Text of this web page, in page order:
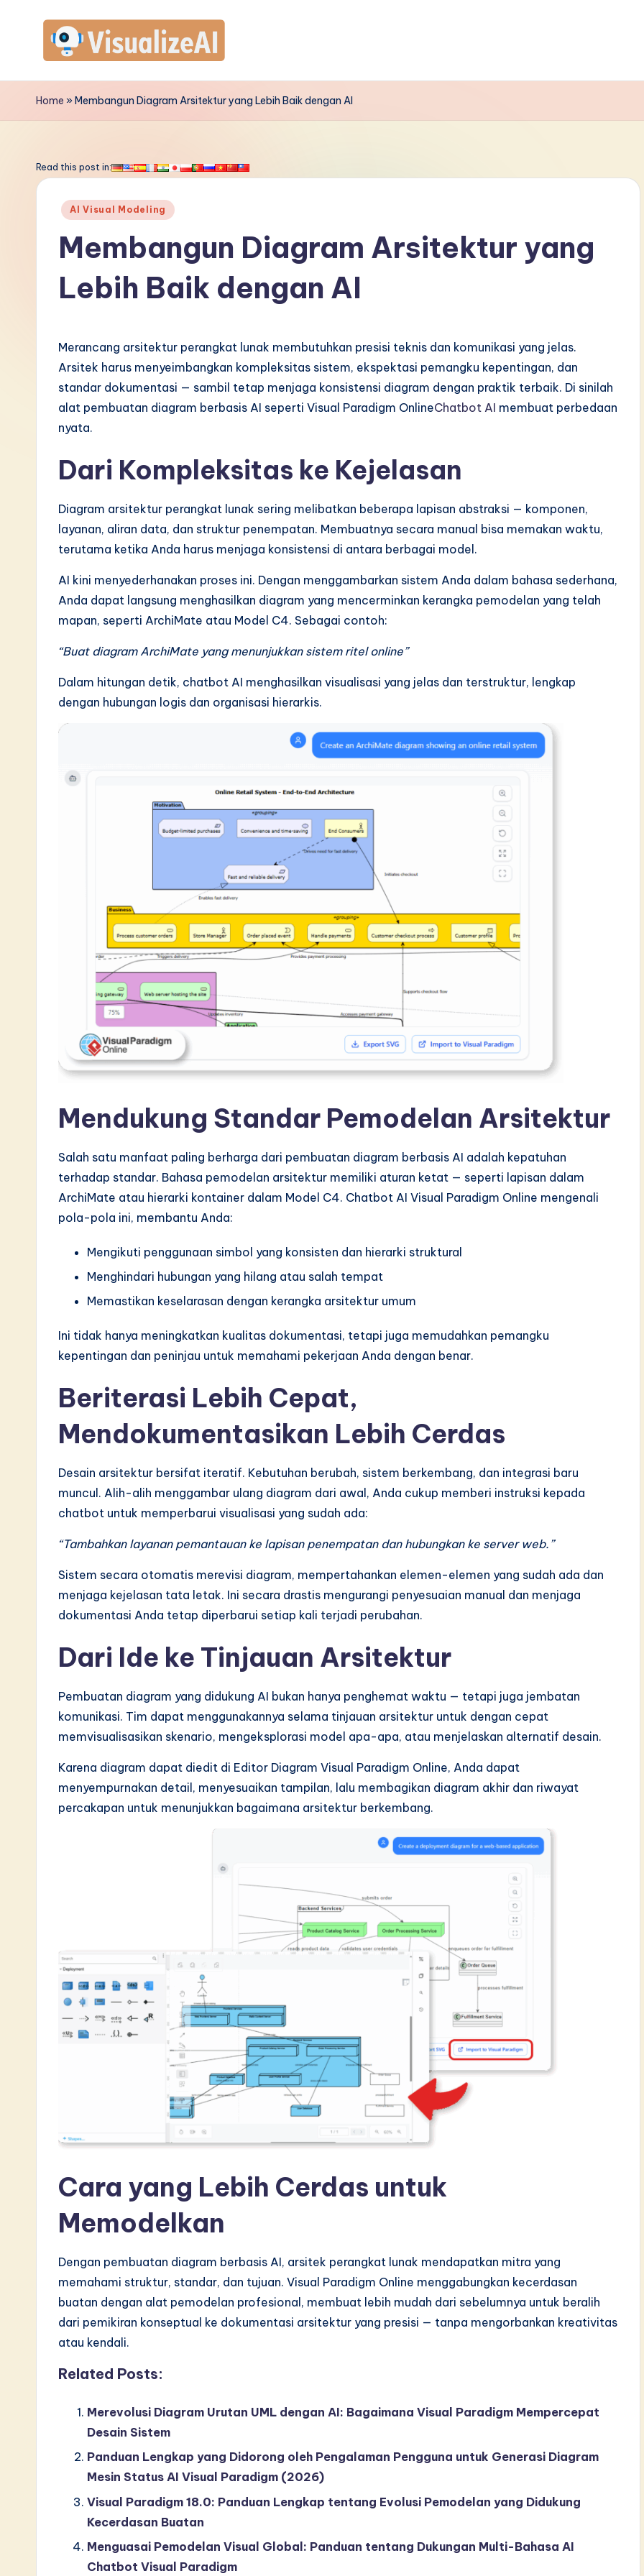
contentV
is
a
si
w
Home »Membangun Diagram Arsitektur yang Lebih Baik dengan AI
Read this post in:
Posted
AI Visual Modeling
Membangun Diagram Arsitektur yang
Lebih Baik dengan AI
Merancang arsitektur perangkat lunak membutuhkan presisi teknis dan komunikasi yang jelas.
Arsitek harus menyeimbangkan kompleksitas sistem, ekspektasi pemangku kepentingan, dan
standar dokumentasi — sambil tetap menjaga konsistensi diagram dengan praktik terbaik. Di sinilah
alat pembuatan diagram berbasis AI seperti Visual Paradigm OnlineChatbot AI membuat perbedaan
nyata.
Dari Kompleksitas ke Kejelasan
Diagram arsitektur perangkat lunak sering melibatkan beberapa lapisan abstraksi — komponen,
layanan, aliran data, dan struktur penempatan. Membuatnya secara manual bisa memakan waktu,
terutama ketika Anda harus menjaga konsistensi di antara berbagai model.
AI kini menyederhanakan proses ini. Dengan menggambarkan sistem Anda dalam bahasa sederhana,
Anda dapat langsung menghasilkan diagram yang mencerminkan kerangka pemodelan yang telah
mapan, seperti ArchiMate atau Model C4. Sebagai contoh:
“Buat diagram ArchiMate yang menunjukkan sistem ritel online”
Dalam hitungan detik, chatbot AI menghasilkan visualisasi yang jelas dan terstruktur, lengkap
dengan hubungan logis dan organisasi hierarkis.
Mendukung Standar Pemodelan Arsitektur
Salah satu manfaat paling berharga dari pembuatan diagram berbasis AI adalah kepatuhan
terhadap standar. Bahasa pemodelan arsitektur memiliki aturan ketat — seperti lapisan dalam
ArchiMate atau hierarki kontainer dalam Model C4. Chatbot AI Visual Paradigm Online mengenali
pola-pola ini, membantu Anda:
Mengikuti penggunaan simbol yang konsisten dan hierarki struktural
Menghindari hubungan yang hilang atau salah tempat
Memastikan keselarasan dengan kerangka arsitektur umum
Ini tidak hanya meningkatkan kualitas dokumentasi, tetapi juga memudahkan pemangku
kepentingan dan peninjau untuk memahami pekerjaan Anda dengan benar.
Beriterasi Lebih Cepat,
Mendokumentasikan Lebih Cerdas
Desain arsitektur bersifat iteratif. Kebutuhan berubah, sistem berkembang, dan integrasi baru
muncul. Alih-alih menggambar ulang diagram dari awal, Anda cukup memberi instruksi kepada
chatbot untuk memperbarui visualisasi yang sudah ada:
“Tambahkan layanan pemantauan ke lapisan penempatan dan hubungkan ke server web.”
Sistem secara otomatis merevisi diagram, mempertahankan elemen-elemen yang sudah ada dan
menjaga kejelasan tata letak. Ini secara drastis mengurangi penyesuaian manual dan menjaga
dokumentasi Anda tetap diperbarui setiap kali terjadi perubahan.
Dari Ide ke Tinjauan Arsitektur
Pembuatan diagram yang didukung AI bukan hanya penghemat waktu — tetapi juga jembatan
komunikasi. Tim dapat menggunakannya selama tinjauan arsitektur untuk dengan cepat
memvisualisasikan skenario, mengeksplorasi model apa-apa, atau menjelaskan alternatif desain.
Karena diagram dapat diedit di Editor Diagram Visual Paradigm Online, Anda dapat
menyempurnakan detail, menyesuaikan tampilan, lalu membagikan diagram akhir dan riwayat
percakapan untuk menunjukkan bagaimana arsitektur berkembang.
Cara yang Lebih Cerdas untuk
Memodelkan
Dengan pembuatan diagram berbasis AI, arsitek perangkat lunak mendapatkan mitra yang
memahami struktur, standar, dan tujuan. Visual Paradigm Online menggabungkan kecerdasan
buatan dengan alat pemodelan profesional, membuat lebih mudah dari sebelumnya untuk beralih
dari pemikiran konseptual ke dokumentasi arsitektur yang presisi — tanpa mengorbankan kreativitas
atau kendali.
Related Posts:
Merevolusi Diagram Urutan UML dengan AI: Bagaimana Visual Paradigm Mempercepat
Desain Sistem
Panduan Lengkap yang Didorong oleh Pengalaman Pengguna untuk Generasi Diagram
Mesin Status AI Visual Paradigm (2026)
Visual Paradigm 18.0: Panduan Lengkap tentang Evolusi Pemodelan yang Didukung
Kecerdasan Buatan
Menguasai Pemodelan Visual Global: Panduan tentang Dukungan Multi-Bahasa AI
Chatbot Visual Paradigm